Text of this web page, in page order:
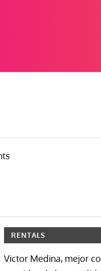
RENTALS
Victor Medina, mejor